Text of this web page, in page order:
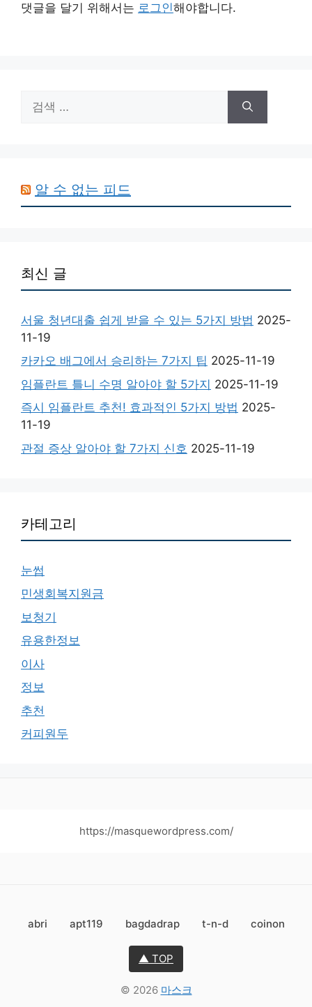
댓글을 달기 위해서는 로그인해야합니다.
색:
알 수 없는 피드
최신 글
서울 청년대출 쉽게 받을 수 있는 5가지 방법 2025-
11-19
카카오 배그에서 승리하는 7가지 팁 2025-11-19
임플란트 틀니 수명 알아야 할 5가지 2025-11-19
즉시 임플란트 추천! 효과적인 5가지 방법 2025-
11-19
관절 증상 알아야 할 7가지 신호 2025-11-19
카테고리
눈썹
민생회복지원금
보청기
유용한정보
이사
정보
추천
커피원두
https://masquewordpress.com/
abri apt119 bagdadrap t-n-d coinon
▲ TOP
© 2026 마스크